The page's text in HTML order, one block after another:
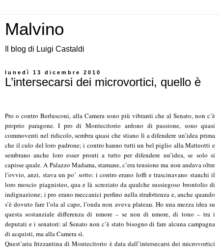
Malvino
Il blog di Luigi Castaldi
lunedì 13 dicembre 2010
L’intersecarsi dei microvortici, quello è
Pro o contro Berlusconi, alla Camera sono più vibranti che al Senato, non c’è
proprio paragone. I pro di Montecitorio ardono di passione, sono quasi
commoventi nel ridicolo, sembra quasi che stiano lì a difendere un’idea prima
che il culo del loro padrone; i contro hanno tutti un bel piglio alla Matteotti e
sembrano anche loro esser pronti a tutto per difendere un’idea, se solo si
capisse quale. A Palazzo Madama, stamane, c’era tensione ma non andava oltre
l’ovvio, anzi, stava un po’ sotto: i contro erano loffi e trascinavano stanchi il
loro moscio piagnisteo, qua e là screziato da qualche sussiegoso brontolio di
indignazione; i pro erano meccanici perfino nella strafottenza e, anche quando
s’è dovuto fare l’ola al capo, l’onda non aveva plateau. Ho una mezza idea su
questa sostanziale differenza di umore – se non di umore, di tono – tra i
deputati e i senatori: al Senato non c’è stato bisogno di fare alcuna campagna
di acquisti, ma alla Camera sì.
Quest’aria frizzantina di Montecitorio è data dall’intersecarsi dei microvortici